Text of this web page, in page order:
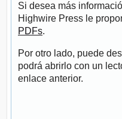
Si desea más
Highwire Press le
PDFs.
Por otro lado, puede
podrá abrirlo con un
enlace anterior.